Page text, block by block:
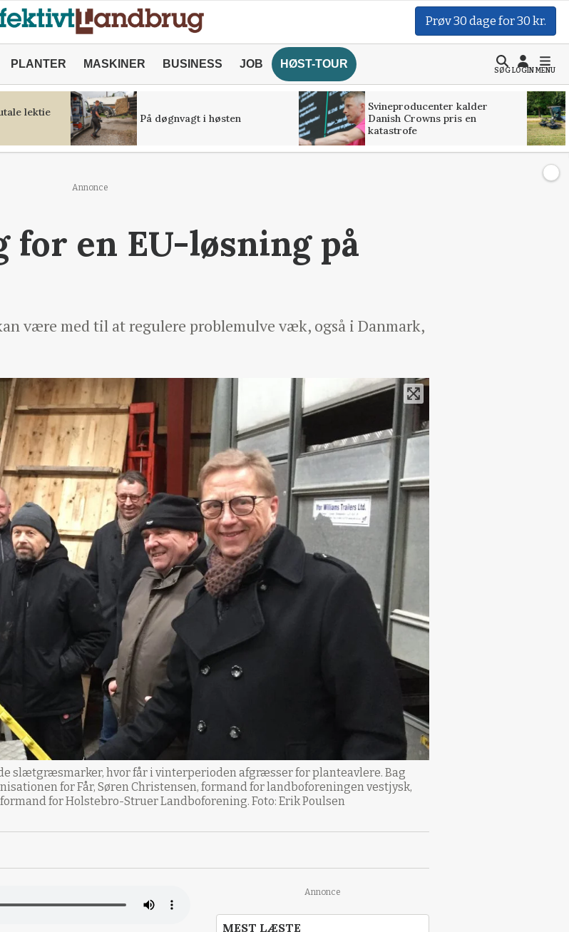
Prøv 30 dage for 30 kr.
PLANTER MASKINER BUSINESS JOB HØST-TOUR
SØGLOGINMENU
lektie
På døgnvagt i høsten
Svineproducenter kalder
Danish Crowns pris en
katastrofe
Annonce
for en EU-løsning på
være med til at regulere problemulve væk, også i Danmark,
slætgræsmarker, hvor får i vinterperioden afgræsser for planteavlere. Bag
for Får, Søren Christensen, formand for landboforeningen vestjysk,
for Holstebro-Struer Landboforening. Foto: Erik Poulsen
Annonce
MEST LÆSTE